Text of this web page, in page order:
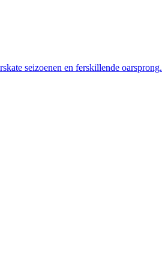
seizoenen en ferskillende oarsprong.